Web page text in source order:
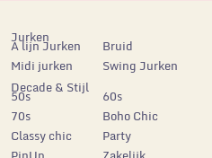
Jurken
A lijn Jurken
Bruid
Midi jurken
Swing Jurken
Decade & Stijl
50s
60s
70s
Boho Chic
Classy chic
Party